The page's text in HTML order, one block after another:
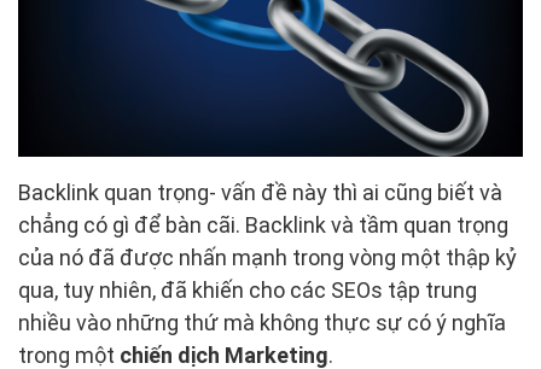
Backlink quan trọng- vấn đề này thì ai cũng biết và
chẳng có gì để bàn cãi. Backlink và tầm quan trọng
của nó đã được nhấn mạnh trong vòng một thập kỷ
qua, tuy nhiên, đã khiến cho các SEOs tập trung
nhiều vào những thứ mà không thực sự có ý nghĩa
trong một chiến dịch Marketing.